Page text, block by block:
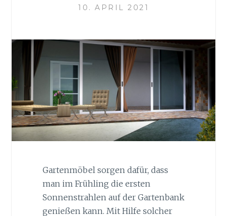
10. APRIL 2021
Gartenmöbel sorgen dafür, dass
man im Frühling die ersten
Sonnenstrahlen auf der Gartenbank
genießen kann. Mit Hilfe solcher